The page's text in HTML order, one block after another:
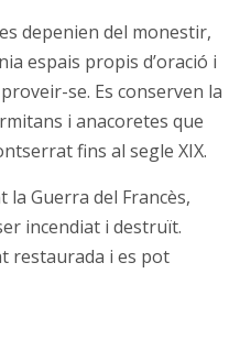
depenien del monestir,
espais propis d’oració i
se. Es conserven la
i anacoretes que
fins al segle XIX.
la Guerra del Francès,
incendiat i destruït.
restaurada i es pot